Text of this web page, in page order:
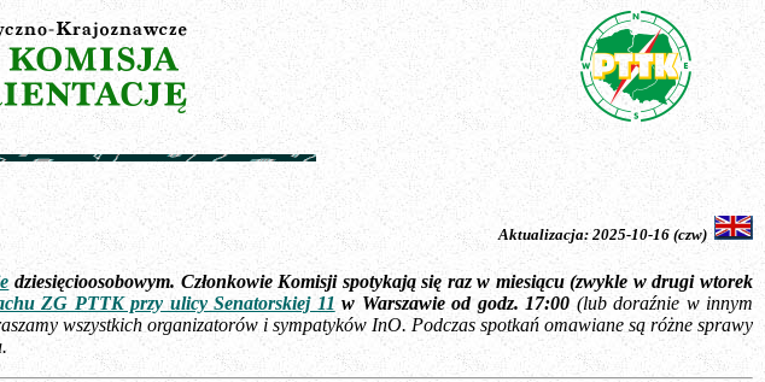
Aktualizacja:2025-10-16 (czw)
dziesięcioosobowym. Członkowie Komisji spotykają się raz w miesiącu (zwykle w drugi wtorek
ZG PTTK przy ulicy Senatorskiej 11 w Warszawieod godz. 17:00 (lub doraźnie w innym
wszystkich organizatorów i sympatyków InO. Podczas spotkań omawiane są różne sprawy